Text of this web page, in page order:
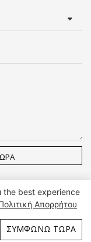
Co., Ltd. |
the best experience
Απορρήτου
ΣΥΜΦΩΝΏ ΤΏΡΑ